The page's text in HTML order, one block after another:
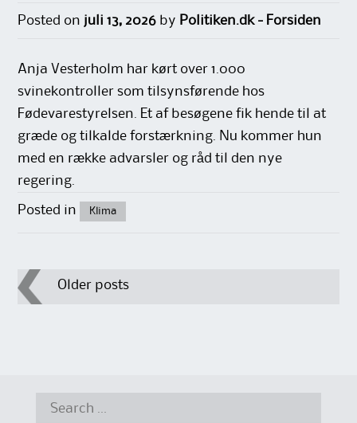
Posted on juli 13, 2026 by Politiken.dk - Forsiden
Anja Vesterholm har kørt over 1.000
svinekontroller som tilsynsførende hos
Fødevarestyrelsen. Et af besøgene fik hende til at
græde og tilkalde forstærkning. Nu kommer hun
med en række advarsler og råd til den nye
regering.
Posted in Klima
PostOlder posts
Search